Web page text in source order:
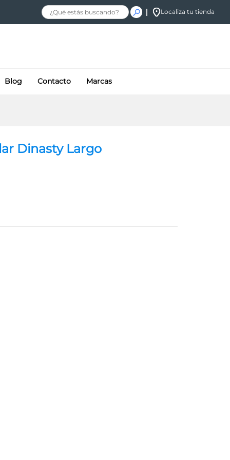
Localiza tu tienda
Blog Contacto Marcas
Dinasty Largo
$1,137.68 + IVA